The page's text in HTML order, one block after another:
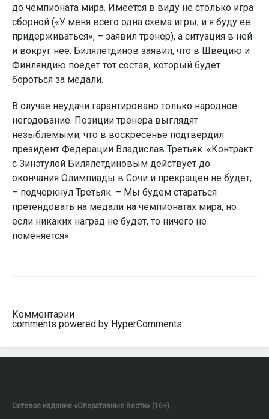
до чемпионата мира. Имеется в виду не столько игра
сборной («У меня всего одна схема игры, и я буду ее
придерживаться», – заявил тренер), а ситуация в ней
и вокруг нее. Билялетдинов заявил, что в Швецию и
Финляндию поедет тот состав, который будет
бороться за медали.
В случае неудачи гарантировано только народное
негодование. Позиции тренера выглядят
незыблемыми, что в воскресенье подтвердил
президент Федерации Владислав Третьяк. «Контракт
с Зинэтулой Билялетдиновым действует до
окончания Олимпиады в Сочи и прекращен не будет,
– подчеркнул Третьяк. – Мы будем стараться
претендовать на медали на чемпионатах мира, но
если никаких наград не будет, то ничего не
поменяется».
Комментарии
comments powered by HyperComments
Сетевое издание «Оперативные Вести» (16+).